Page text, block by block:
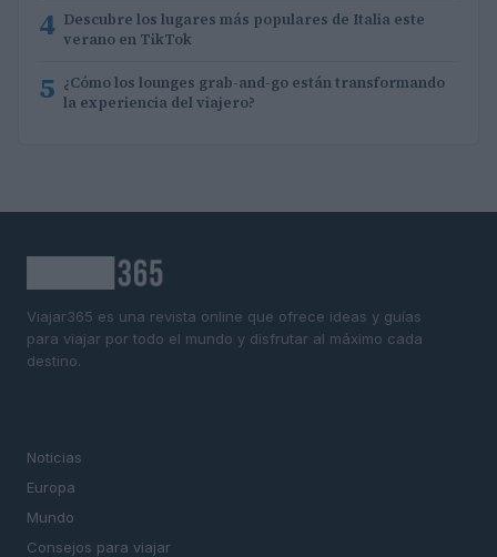
4 Descubre los lugares más populares de Italia este
verano en TikTok
5 ¿Cómo los lounges grab-and-go están transformando
la experiencia del viajero?
Viajar365 es una revista online que ofrece ideas y guías
para viajar por todo el mundo y disfrutar al máximo cada
destino.
Noticias
Europa
Mundo
Consejos para viajar